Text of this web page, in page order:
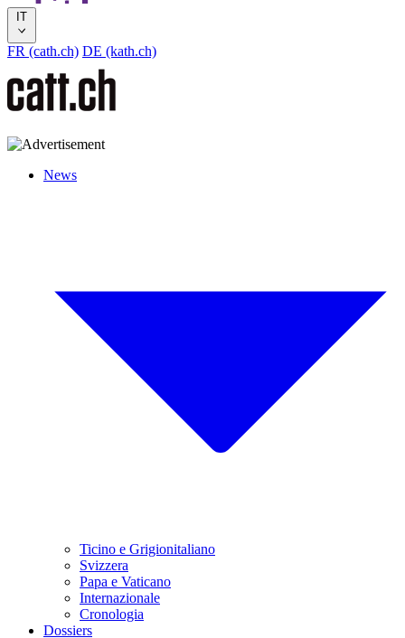
IT
FR (cath.ch) DE (kath.ch)
News
Ticino e Grigionitaliano
Svizzera
Papa e Vaticano
Internazionale
Cronologia
Dossiers